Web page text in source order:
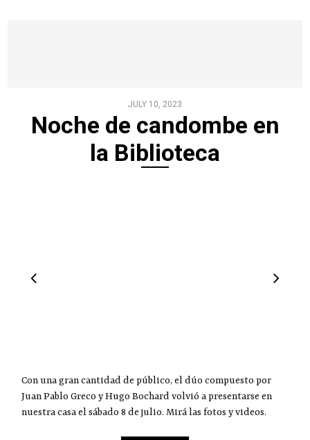
JULY 10, 2023
Noche de candombe en
la Biblioteca
Con una gran cantidad de público, el dúo compuesto por
Juan Pablo Greco y Hugo Bochard volvió a presentarse en
nuestra casa el sábado 8 de julio. Mirá las fotos y videos.